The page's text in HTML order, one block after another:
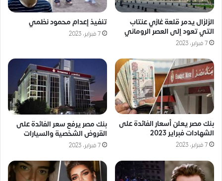
الزلزال يدمر قلعة غازي عنتاب
التي تعود إلى العصر الروماني
7 فبراير، 2023
تنفيذ إعدام محمود نظمي
7 فبراير، 2023
بنك مصر يعلن أسعار الفائدة على
الشهادات فبراير 2023
7 فبراير، 2023
بنك مصر يرفع سعر الفائدة على
القروض الشخصية والسيارات
7 فبراير، 2023